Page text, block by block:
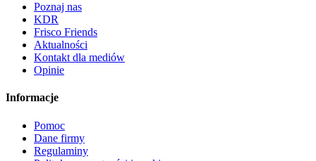
Poznaj nas
KDR
Frisco Friends
Aktualności
Kontakt dla mediów
Opinie
Informacje
Pomoc
Dane firmy
Regulaminy